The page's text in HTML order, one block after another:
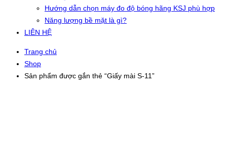
Hướng dẫn chọn máy đo độ bóng hãng KSJ phù hợp
Năng lượng bề mặt là gì?
LIÊN HỆ
Trang chủ
Shop
Sản phẩm được gắn thẻ “Giấy mài S-11”